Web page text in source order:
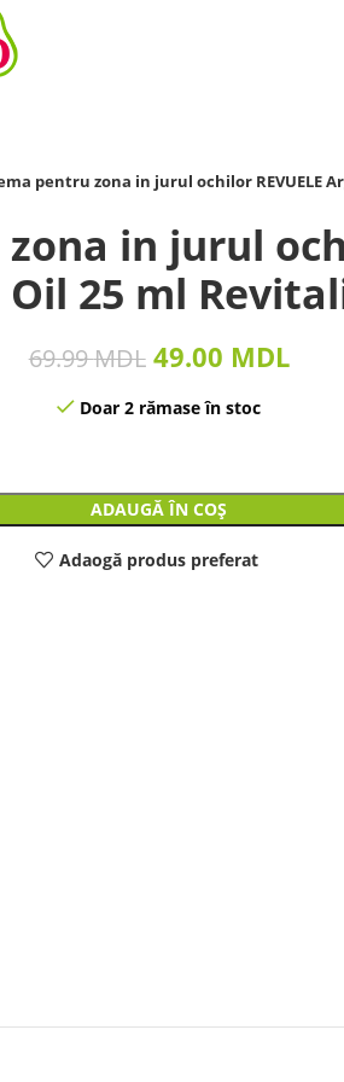
pentru zona in jurul ochilor REVUELE
in jurul
25 ml
69.99MDL 49.00 MDL
Doar 2 rămase în stoc
ADAUGĂ ÎN COȘ
Adaogă produs preferat